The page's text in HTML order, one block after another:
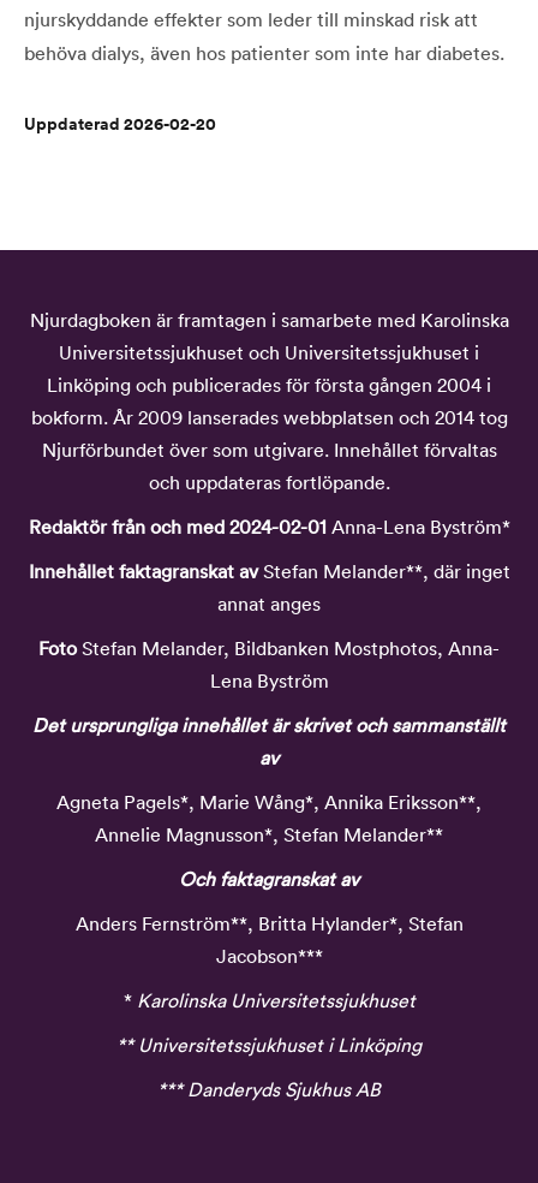
njurskyddande effekter som leder till minskad risk att
behöva dialys, även hos patienter som inte har diabetes.
Uppdaterad 2026-02-20
Njurdagboken är framtagen i samarbete med Karolinska
Universitetssjukhuset och Universitetssjukhuset i
Linköping och publicerades för första gången 2004 i
bokform. År 2009 lanserades webbplatsen och 2014 tog
Njurförbundet över som utgivare. Innehållet förvaltas
och uppdateras fortlöpande.
Redaktör från och med 2024-02-01Anna-Lena Byström*
Innehållet faktagranskat avStefan Melander**, där inget
annat anges
FotoStefan Melander, Bildbanken Mostphotos, Anna-
Lena Byström
Det ursprungliga innehållet är skrivet och sammanställt
av
Agneta Pagels*, Marie Wång*, Annika Eriksson**,
Annelie Magnusson*, Stefan Melander**
Och faktagranskat av
Anders Fernström**, Britta Hylander*, Stefan
Jacobson***
* Karolinska Universitetssjukhuset
** Universitetssjukhuset i Linköping
*** Danderyds Sjukhus AB